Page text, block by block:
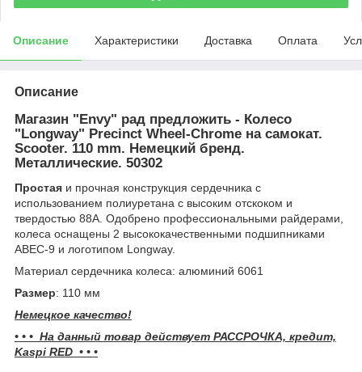
Описание Характеристики Доставка Оплата
Описание
Магазин "Envy" рад предложить - Колесо
"Longway" Precinct Wheel-Chrome на самокат.
Scooter. 110 mm. Немецкий бренд.
Металлические. 50302
Простая и прочная конструкция сердечника с
использованием полиуретана с высоким отскоком и
твердостью 88A. Одобрено профессиональными райдерами,
колеса оснащены 2 высококачественными подшипниками
ABEC-9 и логотипом Longway.
Материал сердечника колеса: алюминий 6061
Размер: 110 мм
Немецкое качество!
• • • На данный товар действует РАССРОЧКА, кредит,
Kaspi RED • • •